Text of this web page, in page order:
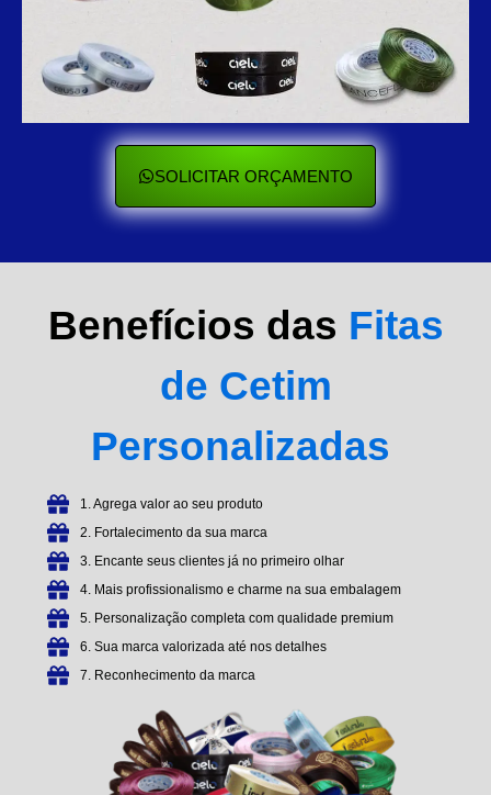
SOLICITAR ORÇAMENTO
Benefícios das Fitas
de Cetim
Personalizadas
1. Agrega valor ao seu produto
2. Fortalecimento da sua marca
3. Encante seus clientes já no primeiro olhar
4. Mais profissionalismo e charme na sua embalagem
5. Personalização completa com qualidade premium
6. Sua marca valorizada até nos detalhes
7. Reconhecimento da marca